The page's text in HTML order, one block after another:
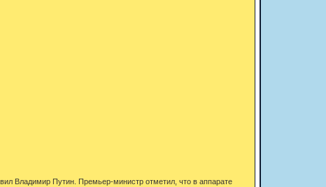
Владимир Путин. Премьер-министр отметил, что в аппарате